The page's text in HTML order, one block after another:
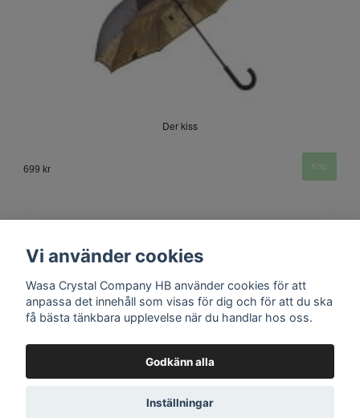
Der kiss
699 kr
Kontakt
© Copyright 2026 Wasa Crystal Company HB
Vi använder cookies
Wasa Crystal Company HB använder cookies för att
anpassa det innehåll som visas för dig och för att du ska
få bästa tänkbara upplevelse när du handlar hos oss.
Godkänn alla
Inställningar